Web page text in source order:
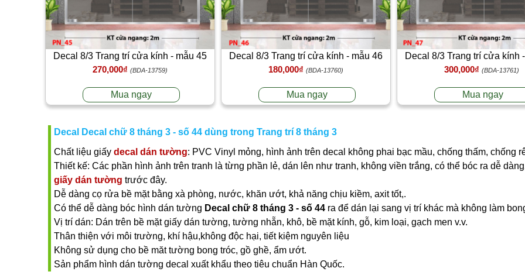
Decal 8/3 Trang trí cửa kính - mẫu 45
270,000₫ (BDA-13759)
Mua ngay
Decal 8/3 Trang trí cửa kính - mẫu 46
180,000₫ (BDA-13760)
Mua ngay
Decal 8/3 Trang trí cửa kính
300,000₫ (BDA-13761)
Mua ngay
Decal Decal chữ 8 tháng 3 - số 44 dùng trong Trang trí 8 tháng 3
Chất liệu giấy decal dán tường: PVC Vinyl mỏng, hình ảnh trên decal không phai bạc mầu, chống thấm, chống
Thiết kế: Các phần hình ảnh trên tranh là từng phần lẻ, dán lên như tranh, không viền trắng, có thể bóc ra dễ
giấy dán tường trước đây.
Dễ dàng cọ rửa bề mặt bằng xà phòng, nước, khăn ướt, khả năng chịu kiềm, axit tốt,.
Có thể dễ dàng bóc hình dán tường Decal chữ 8 tháng 3 - số 44 ra để dán lại sang vị trí khác mà không làm
Vị trí dán: Dán trên bề mặt giấy dán tường, tường nhẵn, khô, bề mặt kính, gỗ, kim loại, gạch men v.v.
Thân thiện với môi trường, khí hậu,không độc hại, tiết kiệm nguyên liệu
Không sử dụng cho bề măt tường bong tróc, gồ ghề, ẩm ướt.
Sản phẩm hình dán tường decal xuất khẩu theo tiêu chuẩn Hàn Quốc.